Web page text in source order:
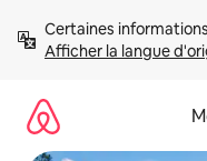
directement
Afficher la langue